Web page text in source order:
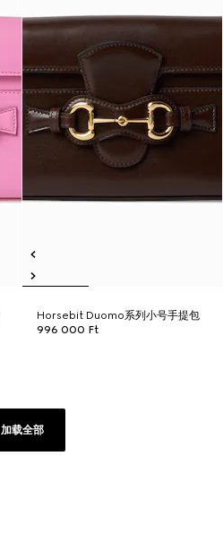
Horsebit Duomo系列小号手提包
996 000 Ft
加载全部